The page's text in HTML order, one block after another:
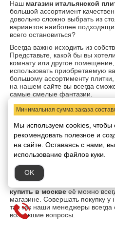
Наш магазин итальянской
большой ассортимент
довольно сложно выбрать из
вариантов наиболее
всего остановиться?
Всегда важно исходить из
Представьте, какой бы вы
комнату или другое помещение,
использовать приобретаемую
большому ассортименту
на нашем сайте вы всегда
самые смелые фантазии.
При выборе плитки, конечно же,
конкретными практичными
забывать и про эстетическую
так как ваш дом должен
поэтому красота здесь также
Как купить
магазине?
купить в москвееё можно
магазине. Совершать покупку у
так как наши менеджеры всегда
возникшие вопросы.
Минимальная сумма заказа
Мы используем cookies, чтобы
рекомендовать полезное и
на сайте. Оставаясь с нами,
использование файлов куки.
OK